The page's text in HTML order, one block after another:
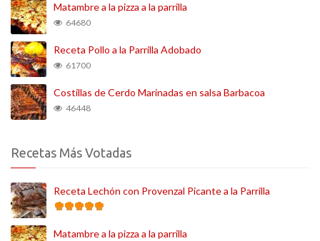
Matambre a la pizza a la parrilla
64680
Receta Pollo a la Parrilla Adobado
61700
Costillas de Cerdo Marinadas en salsa Barbacoa
46448
Recetas Más Votadas
Receta Lechón con Provenzal Picante a la Parrilla
Matambre a la pizza a la parrilla